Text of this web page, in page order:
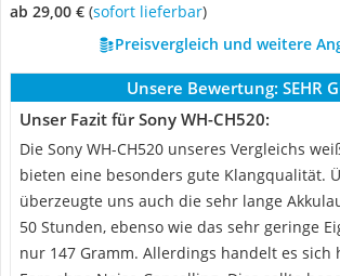
ab 29,00 € ( Sofort lieferbar)
Preisvergleich und weitere
Unsere Bewertung: SEHR
Unser Fazit für Sony WH-CH520:
Die Sony WH-CH520 unseres Vergleichs
bieten eine besonders gute Klangqualität.
überzeugte uns auch die sehr lange
50 Stunden, ebenso wie das sehr geringe
nur 147 Gramm. Allerdings handelt es sich